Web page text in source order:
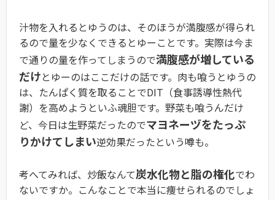
汁物を入れるとゆうのは、そのほうが満腹感が得られ
るので量を少なくできるとゆーことです。実際は今ま
で通りの量を作ってしまうので満腹感が増している
だけとゆーのはここだけの話です。肉も喰うとゆうの
は、たんぱく質を取ることでDIT（食事誘導性熱代
謝）を高めようといふ魂胆です。野菜も喰うんだけ
ど、今日は生野菜だったのでマヨネーヅをたっぷ
りかけてしまい逆効果だったという噂も。
考へてみれば、炒飯なんて炭水化物と脂の権化でわ
ないですか。こんなことで本当に痩せられるのでしょ